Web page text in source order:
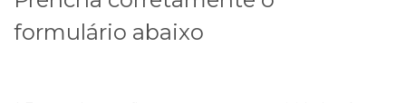
formulário abaixo